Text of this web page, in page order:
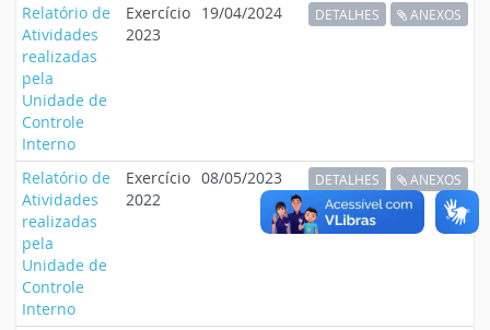
Relatório de
Atividades
realizadas
pela
Unidade de
Controle
Interno
Exercício
2023
19/04/2024 DETALHES ANEXOS
Relatório de
Atividades
realizadas
pela
Unidade de
Controle
Interno
Exercício
2022
08/05/2023 DETALHES ANEXOS